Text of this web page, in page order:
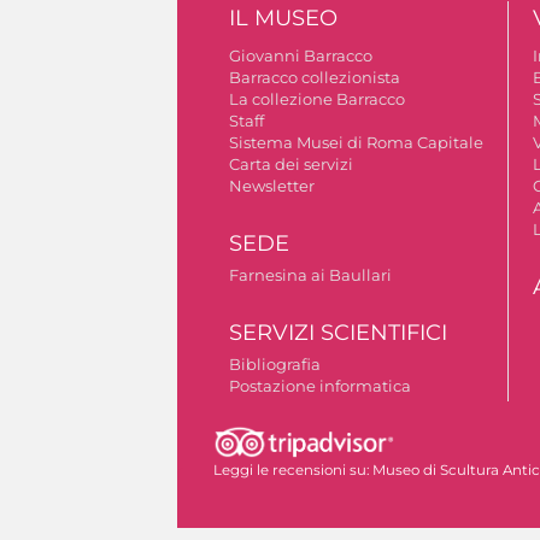
IL MUSEO
Giovanni Barracco
Barracco collezionista
La collezione Barracco
Staff
Sistema Musei di Roma Capitale
Carta dei servizi
Newsletter
SEDE
Farnesina ai Baullari
SERVIZI SCIENTIFICI
Bibliografia
Postazione informatica
Leggi le recensioni su: Museo di Scultura